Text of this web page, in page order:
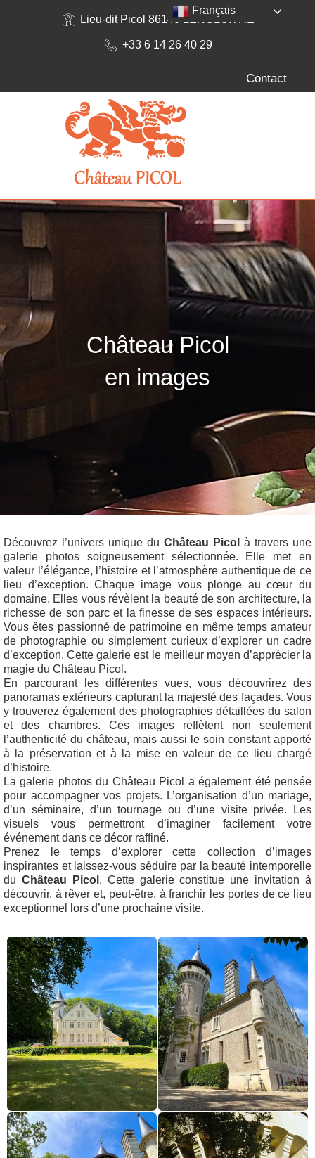
Lieu-dit Picol 86140 LENCLOITRE
+33 6 14 26 40 29
Contact
Château Picol
en images
Découvrez l’univers unique du Château Picol à travers une
galerie photos soigneusement sélectionnée. Elle met en
valeur l’élégance, l’histoire et l’atmosphère authentique de ce
lieu d’exception. Chaque image vous plonge au cœur du
domaine. Elles vous révèlent la beauté de son architecture, la
richesse de son parc et la finesse de ses espaces intérieurs.
Vous êtes passionné de patrimoine en même temps amateur
de photographie ou simplement curieux d’explorer un cadre
d’exception. Cette galerie est le meilleur moyen d’apprécier la
magie du Château Picol.
En parcourant les différentes vues, vous découvrirez des
panoramas extérieurs capturant la majesté des façades. Vous
y trouverez également des photographies détaillées du salon
et des chambres. Ces images reflètent non seulement
l’authenticité du château, mais aussi le soin constant apporté
à la préservation et à la mise en valeur de ce lieu chargé
d’histoire.
La galerie photos du Château Picol a également été pensée
pour accompagner vos projets. L’organisation d’un mariage,
d’un séminaire, d’un tournage ou d’une visite privée. Les
visuels vous permettront d’imaginer facilement votre
événement dans ce décor raffiné.
Prenez le temps d’explorer cette collection d’images
inspirantes et laissez-vous séduire par la beauté intemporelle
du Château Picol . Cette galerie constitue une invitation à
découvrir, à rêver et, peut-être, à franchir les portes de ce lieu
exceptionnel lors d’une prochaine visite.
Français